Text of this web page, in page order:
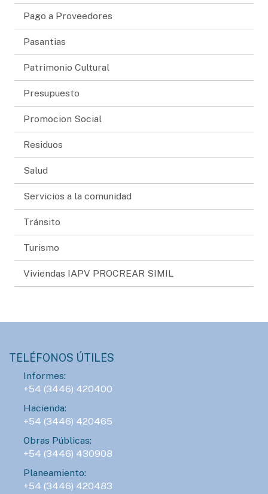
Pago a Proveedores
Pasantias
Patrimonio Cultural
Presupuesto
Promocion Social
Residuos
Salud
Servicios a la comunidad
Tránsito
Turismo
Viviendas IAPV PROCREAR SIMIL
TELÉFONOS ÚTILES
Informes:
+54 (3446) 420400
Hacienda:
+54 (3446) 420465
Obras Públicas:
+54 (3446) 430908
Planeamiento:
+54 (3446) 420483